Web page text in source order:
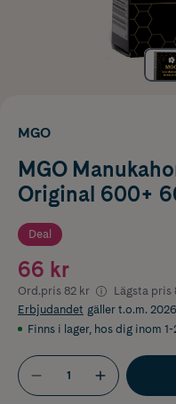
MGO
MGO
Original 600+
Deal
66 kr
Ord.pris 82 kr Lägsta pris
Erbjudandet gäller t.o.m.
Finns i lager, hos dig inom